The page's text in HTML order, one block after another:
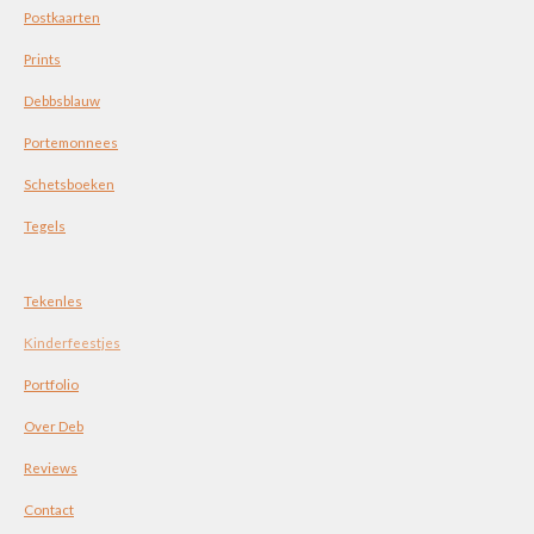
Postkaarten
Prints
Debbsblauw
Portemonnees
Schetsboeken
Tegels
Tekenles
Kinderfeestjes
Portfolio
Over Deb
Reviews
Contact